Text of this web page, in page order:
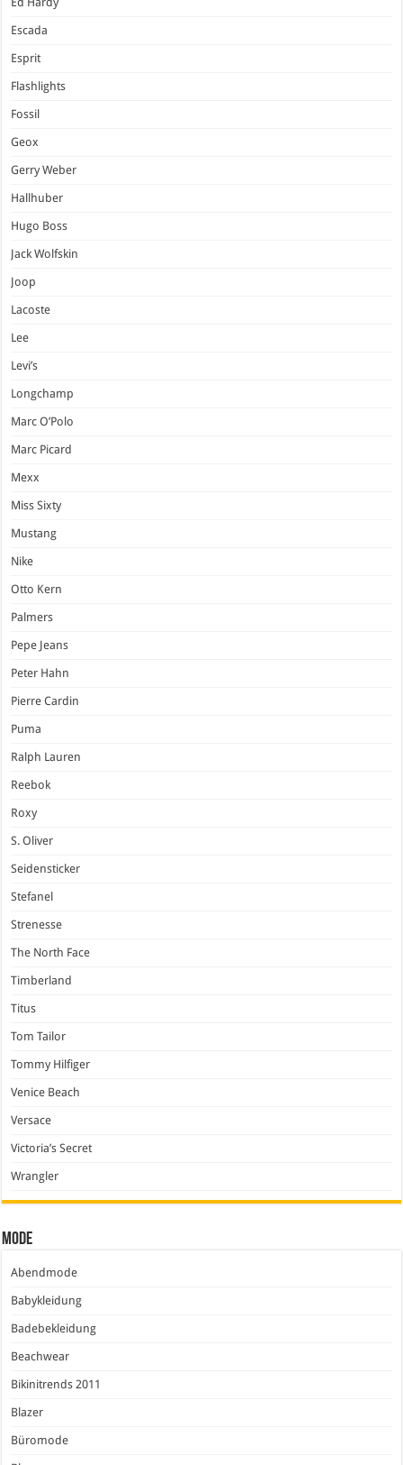
Escada
Esprit
Flashlights
Fossil
Geox
Gerry Weber
Hallhuber
Hugo Boss
Jack Wolfskin
Joop
Lacoste
Lee
Levi’s
Longchamp
Marc O’Polo
Marc Picard
Mexx
Miss Sixty
Mustang
Nike
Otto Kern
Palmers
Pepe Jeans
Peter Hahn
Pierre Cardin
Puma
Ralph Lauren
Reebok
Roxy
S. Oliver
Seidensticker
Stefanel
Strenesse
The North Face
Timberland
Titus
Tom Tailor
Tommy Hilfiger
Venice Beach
Versace
Victoria’s Secret
Wrangler
Mode
Abendmode
Babykleidung
Badebekleidung
Beachwear
Bikinitrends 2011
Blazer
Büromode